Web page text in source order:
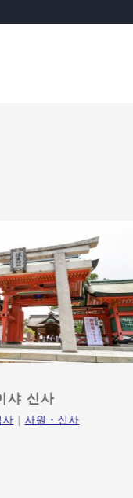
샤 신사
사원・신사